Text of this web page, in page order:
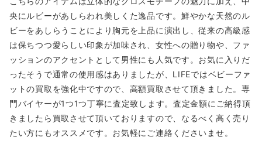
央にルビーがあしらわれ美しくた逸品です。鮮やかな天然のル
ビーをあしらうことにより胸元を上品に演出し、従来の高級感
は保ちつつ愛らしい印象が加味され、女性への贈り物や、ファ
ッションのアクセントとして男性にも人気です。お気に入りだ
ったそうで通常の使用感はありましたが、LIFEではベビーファ
ットの買取を強化中ですので、高額買取させて頂きました。専
門バイヤーが1つ1つ丁寧に査定致します。査定金額にご納得頂
きましたら買取させて頂いておりますので、なるべく高く売り
たい方にもオススメです。お気軽にご連絡くださいませ。